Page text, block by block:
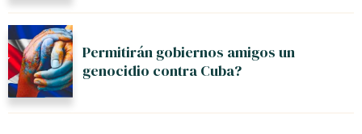
Permitirán gobiernos amigos un
genocidio contra Cuba?